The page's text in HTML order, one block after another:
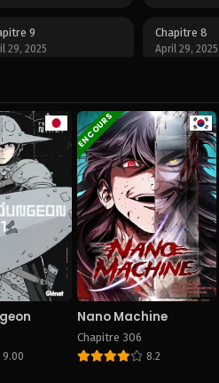
9
29, 2025
Chapitre 8
April 29, 2025
29, 2025 April 29, 2025
9.00
EN COURS
Nano Machine
Chapitre 306
8.2